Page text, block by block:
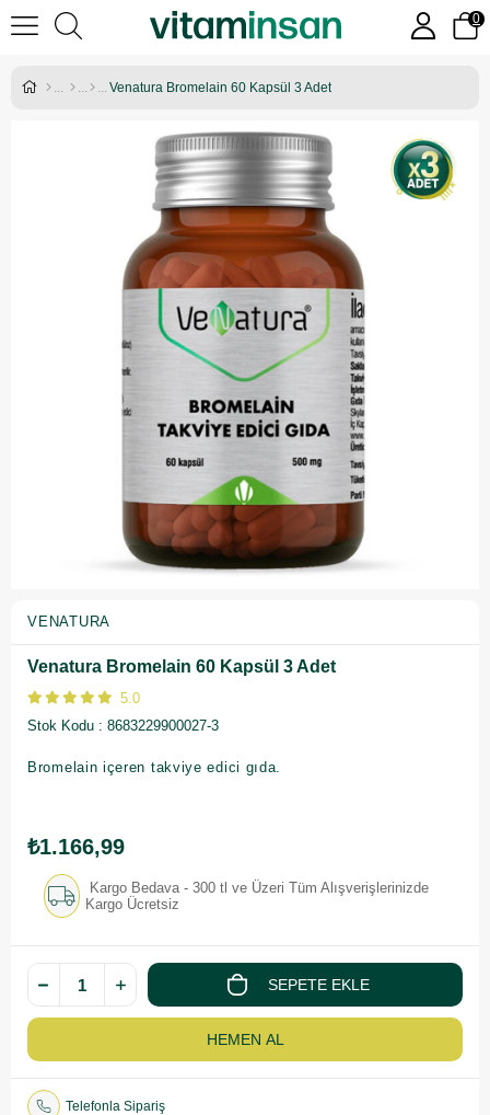
0
Venatura Bromelain 60 Kapsül 3 Adet
VENATURA
Venatura Bromelain 60 Kapsül 3 Adet
5.0
Stok Kodu
8683229900027-3
Bromelain içeren takviye edici gıda.
₺1.166,99
Kargo Bedava - 300 tl ve Üzeri Tüm Alışverişlerinizde
Kargo Ücretsiz
Telefonla Sipariş